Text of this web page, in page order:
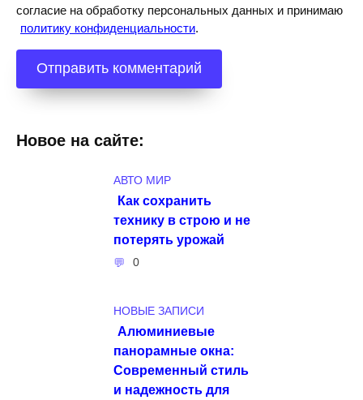
согласие на обработку персональных данных и принимаю
политику конфиденциальности.
Новое на сайте:
АВТО МИР
Как сохранить
технику в строю и не
потерять урожай
0
НОВЫЕ ЗАПИСИ
Алюминиевые
панорамные окна:
Современный стиль
и надежность для